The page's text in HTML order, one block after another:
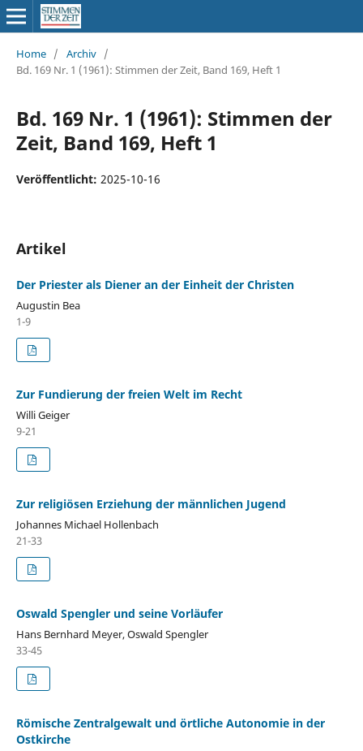
Home / Archiv /
Bd. 169 Nr. 1 (1961): Stimmen der Zeit, Band 169, Heft 1
Bd. 169 Nr. 1 (1961): Stimmen der
Zeit, Band 169, Heft 1
Veröffentlicht: 2025-10-16
Artikel
Der Priester als Diener an der Einheit der Christen
Augustin Bea
1-9
Zur Fundierung der freien Welt im Recht
Willi Geiger
9-21
Zur religiösen Erziehung der männlichen Jugend
Johannes Michael Hollenbach
21-33
Oswald Spengler und seine Vorläufer
Hans Bernhard Meyer, Oswald Spengler
33-45
Römische Zentralgewalt und örtliche Autonomie in der
Ostkirche